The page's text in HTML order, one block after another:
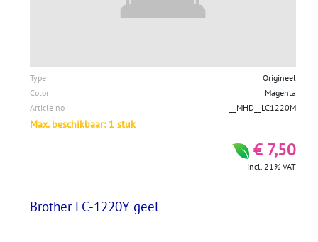
Type
Origineel
Color
Magenta
Article no
__MHD__LC1220M
Max. beschikbaar: 1 stuk
€ 7,50
incl. 21% VAT
Brother LC-1220Y geel